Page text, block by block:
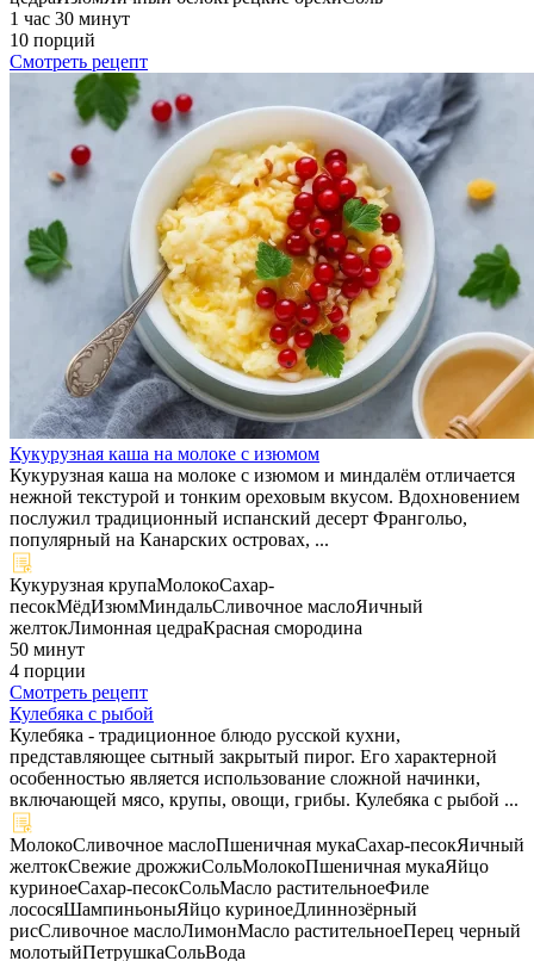
1 час 30 минут
10 порций
Смотреть рецепт
Кукурузная каша на молоке с изюмом
Кукурузная каша на молоке с изюмом и миндалём отличается
нежной текстурой и тонким ореховым вкусом. Вдохновением
послужил традиционный испанский десерт Франгольо,
популярный на Канарских островах, ...
Кукурузная крупаМолокоСахар-
песокМёдИзюмМиндальСливочное маслоЯичный
желтокЛимонная цедраКрасная смородина
50 минут
4 порции
Смотреть рецепт
Кулебяка с рыбой
Кулебяка - традиционное блюдо русской кухни,
представляющее сытный закрытый пирог. Его характерной
особенностью является использование сложной начинки,
включающей мясо, крупы, овощи, грибы. Кулебяка с рыбой ...
МолокоСливочное маслоПшеничная мукаСахар-песокЯичный
желтокСвежие дрожжиСольМолокоПшеничная мукаЯйцо
куриноеСахар-песокСольМасло растительноеФиле
лососяШампиньоныЯйцо куриноеДлиннозёрный
рисСливочное маслоЛимонМасло растительноеПерец черный
молотыйПетрушкаСольВода